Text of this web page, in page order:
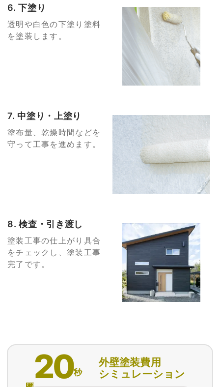
6. 下塗り
透明や白色の下塗り塗料
を塗装します。
7. 中塗り・上塗り
塗布量、乾燥時間などを
守って工事を進めます。
8. 検査・引き渡し
塗装工事の仕上がり具合
をチェックし、塗装工事
完了です。
20秒
外壁塗装費用
シミュレーション